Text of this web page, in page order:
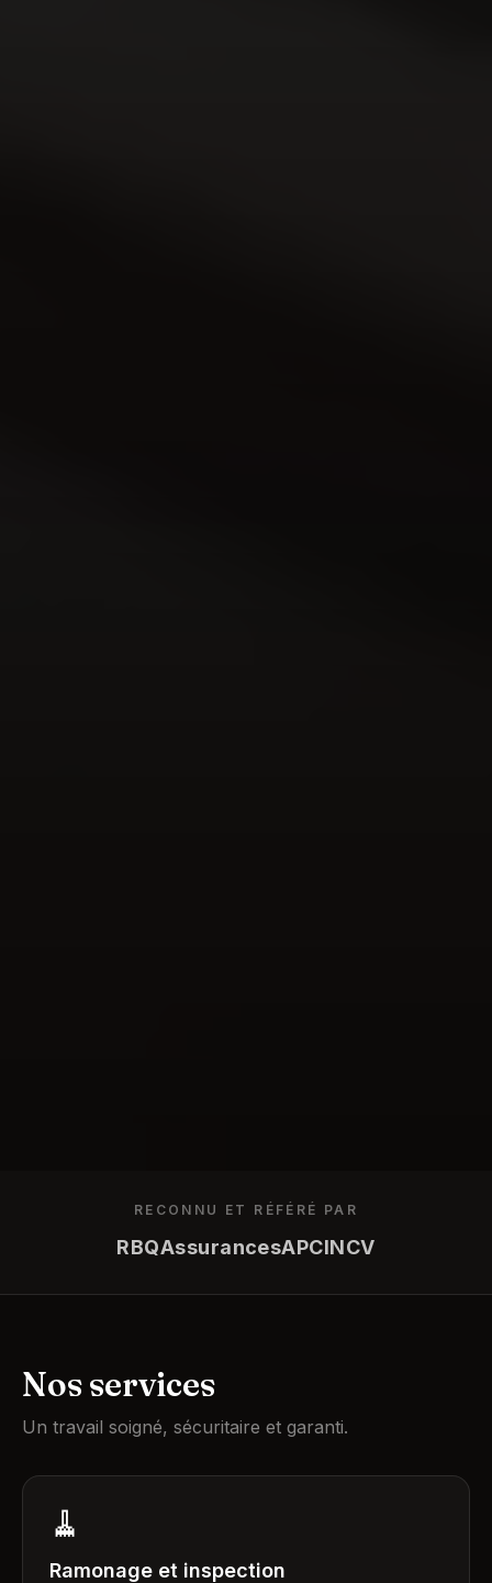
RECONNU ET RÉFÉRÉ PAR
RBQAssurancesAPCINCV
Nos services
Un travail soigné, sécuritaire et garanti.
🧹
Ramonage et inspection